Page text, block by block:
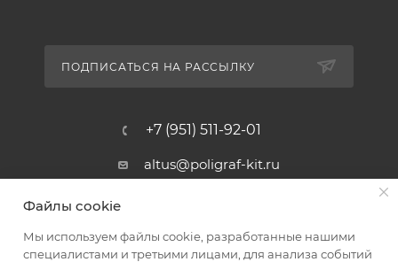
ПОДПИСАТЬСЯ НА РАССЫЛКУ
+7 (951) 511-92-01
altus@poligraf-kit.ru
Магазин-склад ТЦ "Альтус"
пос. Янтарный, Малое Зеленое
Кольцо, 3, ТЦ "Альтус" 1 этаж
Файлы cookie
Мы используем файлы cookie, разработанные нашими
специалистами и третьими лицами, для анализа событий